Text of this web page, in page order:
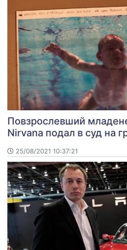
Повзрослевший
Nirvana подал в суд на
25/08/2021 10:37:21